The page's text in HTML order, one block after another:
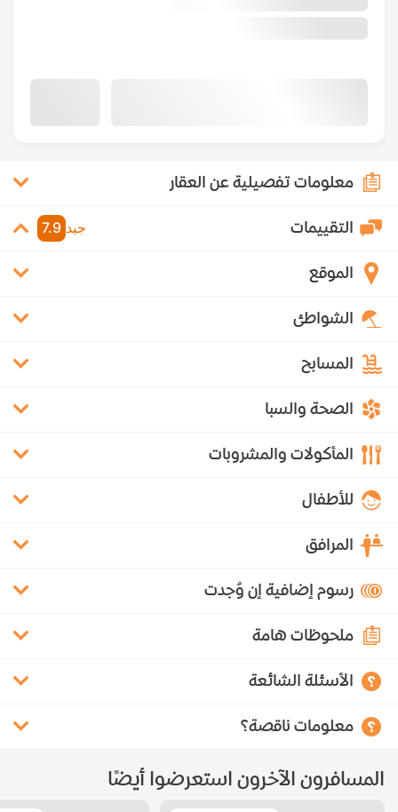
معلومات تفصيلية عن العقار
التقييمات جيد 7.9
الموقع
الشواطئ
المسابح
الصحة والسبا
المأكولات والمشروبات
للأطفال
المرافق
رسوم إضافية إن وُجدت
ملحوظات هامة
الأسئلة الشائعة
معلومات ناقصة؟
المسافرون الآخرون استعرضوا أيضًا